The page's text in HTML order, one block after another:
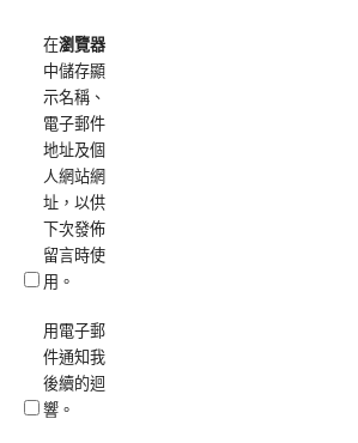
在瀏覽器
中儲存顯
示名稱、
電子郵件
地址及個
人網站網
址，以供
下次發佈
留言時使
用。
用電子郵
件通知我
後續的迴
響。